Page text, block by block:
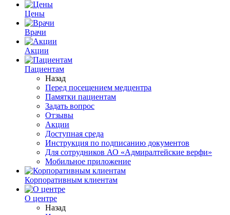
Цены
Врачи
Акции
Пациентам
Назад
Перед посещением медцентра
Памятки пациентам
Задать вопрос
Отзывы
Акции
Доступная среда
Инструкция по подписанию документов
Для сотрудников АО «Адмиралтейские верфи»
Мобильное приложение
Корпоративным клиентам
О центре
Назад